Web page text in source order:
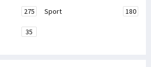
275 Sport 180
35